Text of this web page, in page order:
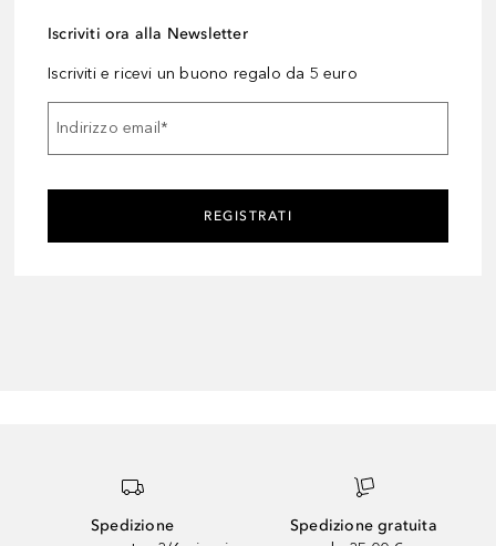
Iscriviti ora alla Newsletter
Iscriviti e ricevi un buono regalo da 5 euro
Indirizzo email*
REGISTRATI
Spedizione
Spedizione gratuita